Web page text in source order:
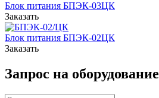
Блок питания БПЭК-03ЦК
Заказать
Блок питания БПЭК-02ЦК
Заказать
Запрос на оборудование